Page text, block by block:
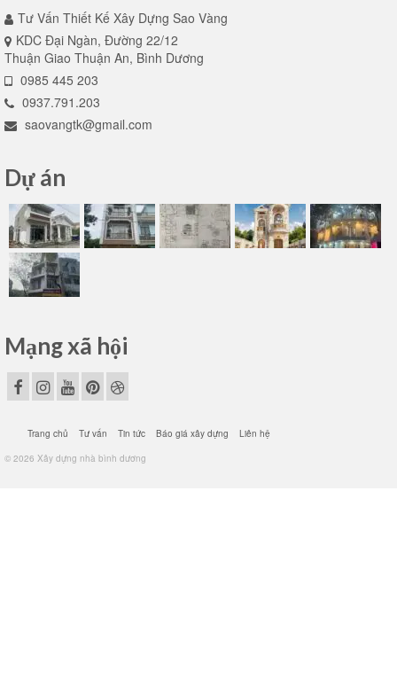
Tư Vấn Thiết Kế Xây Dựng Sao Vàng
KDC Đại Ngàn, Đường 22/12
Thuận Giao Thuận An, Bình Dương
0985 445 203
0937.791.203
saovangtk@gmail.com
Dự án
Mạng xã hội
Trang chủ Tư vấn Tin tức Báo giá xây dựng
Liên hệ
© 2026 Xây dựng nhà bình dương